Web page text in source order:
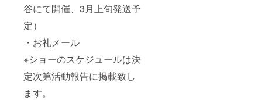
谷にて開催、3月上旬発送予
定）
・お礼メール
※ショーのスケジュールは決
定次第活動報告に掲載致し
ます。